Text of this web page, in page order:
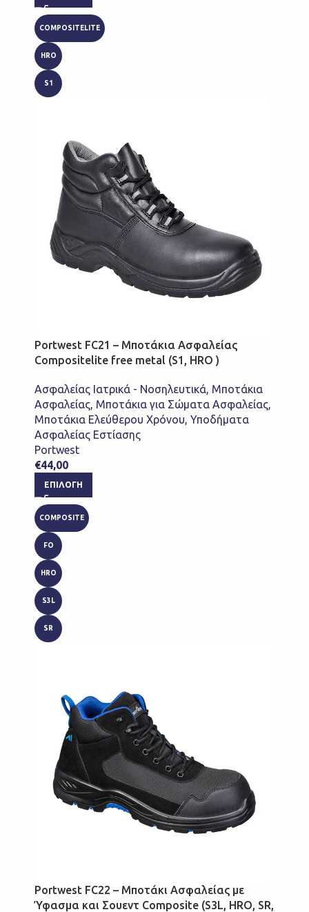
COMPOSITELITE
HRO
S1
Portwest FC21 – Μποτάκια Ασφαλείας
Compositelite free metal (S1, HRO )
Ασφαλείας Ιατρικά - Νοσηλευτικά, Μποτάκια
Ασφαλείας, Μποτάκια για Σώματα Ασφαλείας,
Μποτάκια Ελεύθερου Χρόνου, Υποδήματα
Ασφαλείας Εστίασης
Portwest
€44,00
ΕΠΙΛΟΓΉ
COMPOSITE
FO
HRO
S3L
SR
Portwest FC22 – Μποτάκι Ασφαλείας με
Ύφασμα και Σουεντ Composite (S3L, HRO, SR,